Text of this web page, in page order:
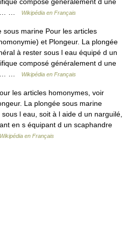
…
Wikipédia en Français
marine Pour les articles
et Plongeur. La plongée
à rester sous l eau équipé d un
composé généralement d une
…
Wikipédia en Français
les articles homonymes, voir
La plongée sous marine
l eau, soit à l aide d un narguilé,
en s équipant d un scaphandre
Wikipédia en Français